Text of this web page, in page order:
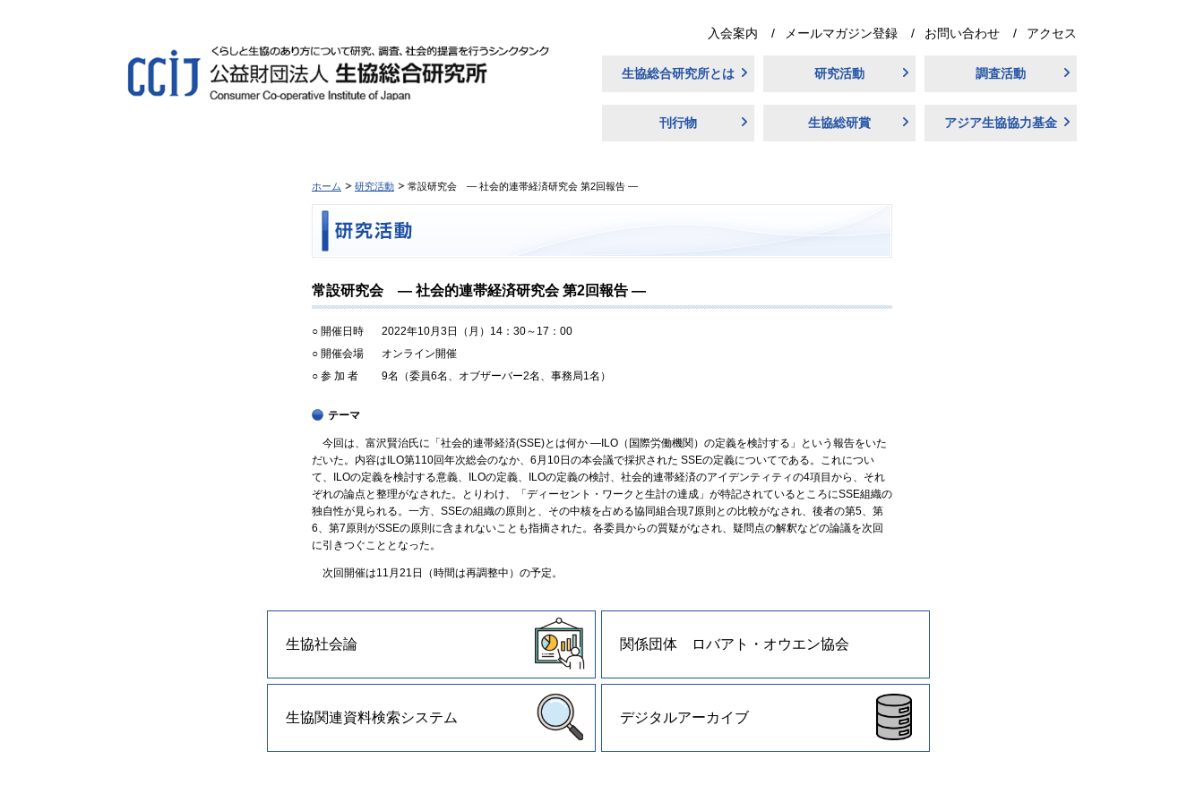
入会案内 メールマガジン登録 お問い合わせ アクセス
生協総合研究所とは 研究活動 調査活動
刊行物 生協総研賞 アジア生協協力基金
ホーム 研究活動 常設研究会 ― 社会的連帯経済研究会 第2回報告 ―
常設研究会 ― 社会的連帯経済研究会 第2回報告 ―
○ 開催日時
2022年10月3日（月）14：30～17：00
○ 開催会場
オンライン開催
○ 参 加 者
9名（委員6名、オブザーバー2名、事務局1名）
テーマ
今回は、富沢賢治氏に「社会的連帯経済(SSE)とは何か ―ILO（国際労働機関）の定義を検討する」という報告をいた
だいた。内容はILO第110回年次総会のなか、6月10日の本会議で採択された SSEの定義についてである。これについ
て、ILOの定義を検討する意義、ILOの定義、ILOの定義の検討、社会的連帯経済のアイデンティティの4項目から、それ
ぞれの論点と整理がなされた。とりわけ、「ディーセント・ワークと生計の達成」が特記されているところにSSE組織の
独自性が見られる。一方、SSEの組織の原則と、その中核を占める協同組合現7原則との比較がなされ、後者の第5、第
6、第7原則がSSEの原則に含まれないことも指摘された。各委員からの質疑がなされ、疑問点の解釈などの論議を次回
に引きつぐこととなった。
次回開催は11月21日（時間は再調整中）の予定。
生協社会論 関係団体 ロバアト・オウエン協会
生協関連資料検索システム デジタルアーカイブ